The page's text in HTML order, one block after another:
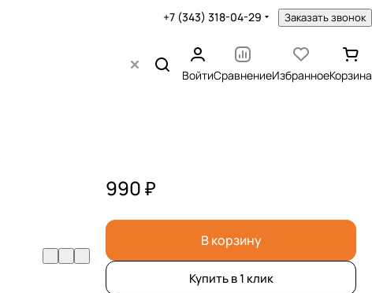
+7 (343) 318-04-29 Заказать звонок
ВойтиСравнениеИзбранноеКорзина
990 ₽
В корзину
Купить в 1 клик